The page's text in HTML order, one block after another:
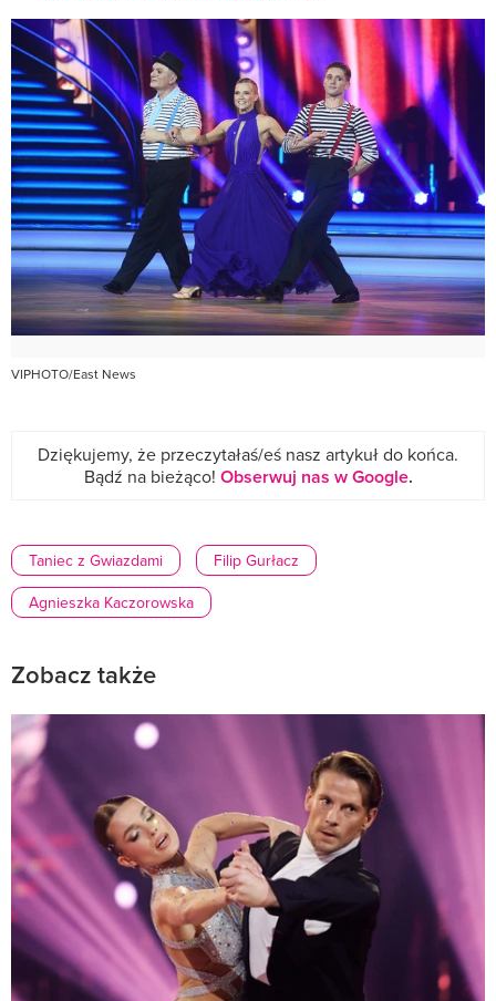
VIPHOTO/East News
Dziękujemy, że przeczytałaś/eś nasz artykuł do końca.
Bądź na bieżąco! Obserwuj nas w Google.
Taniec z Gwiazdami
Filip Gurłacz
Agnieszka Kaczorowska
Zobacz także